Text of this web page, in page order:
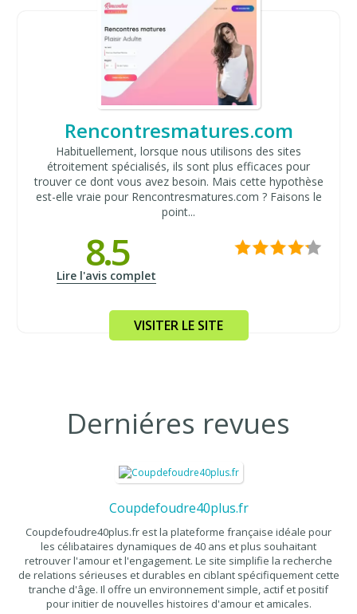
Rencontresmatures.com
Habituellement, lorsque nous utilisons des sites
étroitement spécialisés, ils sont plus efficaces pour
trouver ce dont vous avez besoin. Mais cette hypothèse
est-elle vraie pour Rencontresmatures.com ? Faisons le
point...
8.5
Lire l'avis complet
VISITER LE SITE
Derniéres revues
Coupdefoudre40plus.fr
Coupdefoudre40plus.fr est la plateforme française idéale pour
les célibataires dynamiques de 40 ans et plus souhaitant
retrouver l'amour et l'engagement. Le site simplifie la recherche
de relations sérieuses et durables en ciblant spécifiquement cette
tranche d'âge. Il offre un environnement simple, actif et positif
pour initier de nouvelles histoires d'amour et amicales.